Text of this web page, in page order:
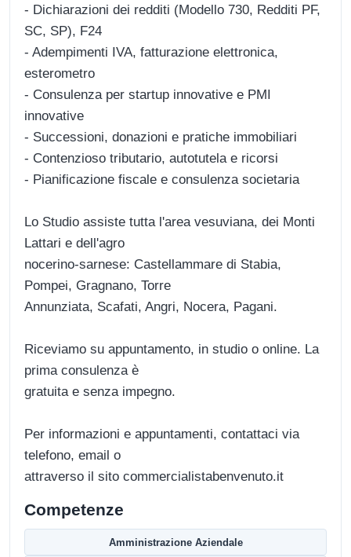
- Dichiarazioni dei redditi (Modello 730, Redditi PF,
SC, SP), F24
- Adempimenti IVA, fatturazione elettronica,
esterometro
- Consulenza per startup innovative e PMI
innovative
- Successioni, donazioni e pratiche immobiliari
- Contenzioso tributario, autotutela e ricorsi
- Pianificazione fiscale e consulenza societaria
Lo Studio assiste tutta l'area vesuviana, dei Monti
Lattari e dell'agro
nocerino-sarnese: Castellammare di Stabia,
Pompei, Gragnano, Torre
Annunziata, Scafati, Angri, Nocera, Pagani.
Riceviamo su appuntamento, in studio o online. La
prima consulenza è
gratuita e senza impegno.
Per informazioni e appuntamenti, contattaci via
telefono, email o
attraverso il sito commercialistabenvenuto.it
Competenze
Amministrazione Aziendale